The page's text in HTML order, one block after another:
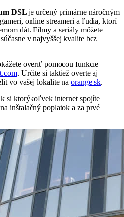
DSL je určený primárne náročným
online streameri a ľudia, ktorí
dát. Filmy a seriály môžete
v najvyššej kvalite bez
overiť pomocou funkcie
. Určite si taktiež overte aj
vo vašej lokalite na orange.sk.
si ktorýkoľvek internet spojíte
inštalačný poplatok a za prvé